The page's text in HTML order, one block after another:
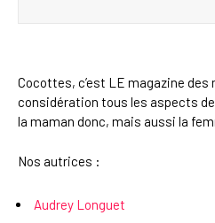
Cocottes, c’est LE magazine des
considération tous les aspects de
la maman donc, mais aussi la
Nos autrices :
Audrey Longuet